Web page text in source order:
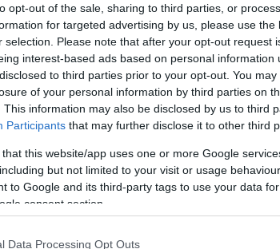
opt-out of the sale, sharing to third parties, or
for targeted advertising by us, please use the
selection. Please note that after your opt-out request
interest-based ads based on personal information
to third parties prior to your opt-out. You
of your personal information by third parties on
This information may also be disclosed by us to third
Participants that may further disclose it to other third
that this website/app uses one or more Google
but not limited to your visit or usage
to Google and its third-party tags to use your data
consent section.
Data Processing Opt Outs